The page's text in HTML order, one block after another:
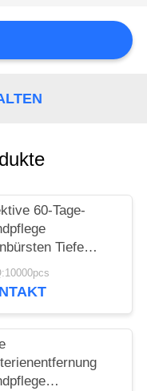
60-Tage-
Tiefe
Reinigung